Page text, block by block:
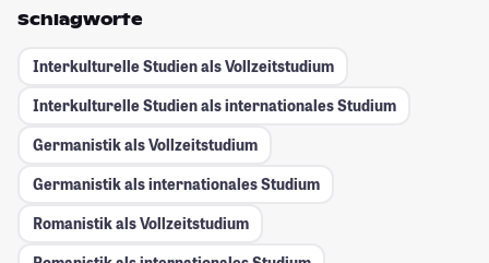
Schlagworte
Interkulturelle Studien als Vollzeitstudium
Interkulturelle Studien als internationales Studium
Germanistik als Vollzeitstudium
Germanistik als internationales Studium
Romanistik als Vollzeitstudium